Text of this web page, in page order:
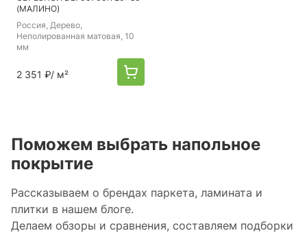
(МАЛИНО)
Россия, Дерево,
Неполированная матовая, 10
мм
2 351 ₽/ м²
Поможем выбрать напольное
покрытие
Рассказываем о брендах паркета, ламината и
плитки в нашем блоге.
Делаем обзоры и сравнения, составляем подборки